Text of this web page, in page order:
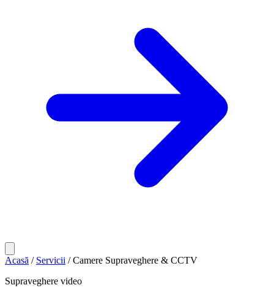
Acasă / Servicii / Camere Supraveghere & CCTV
Supraveghere video